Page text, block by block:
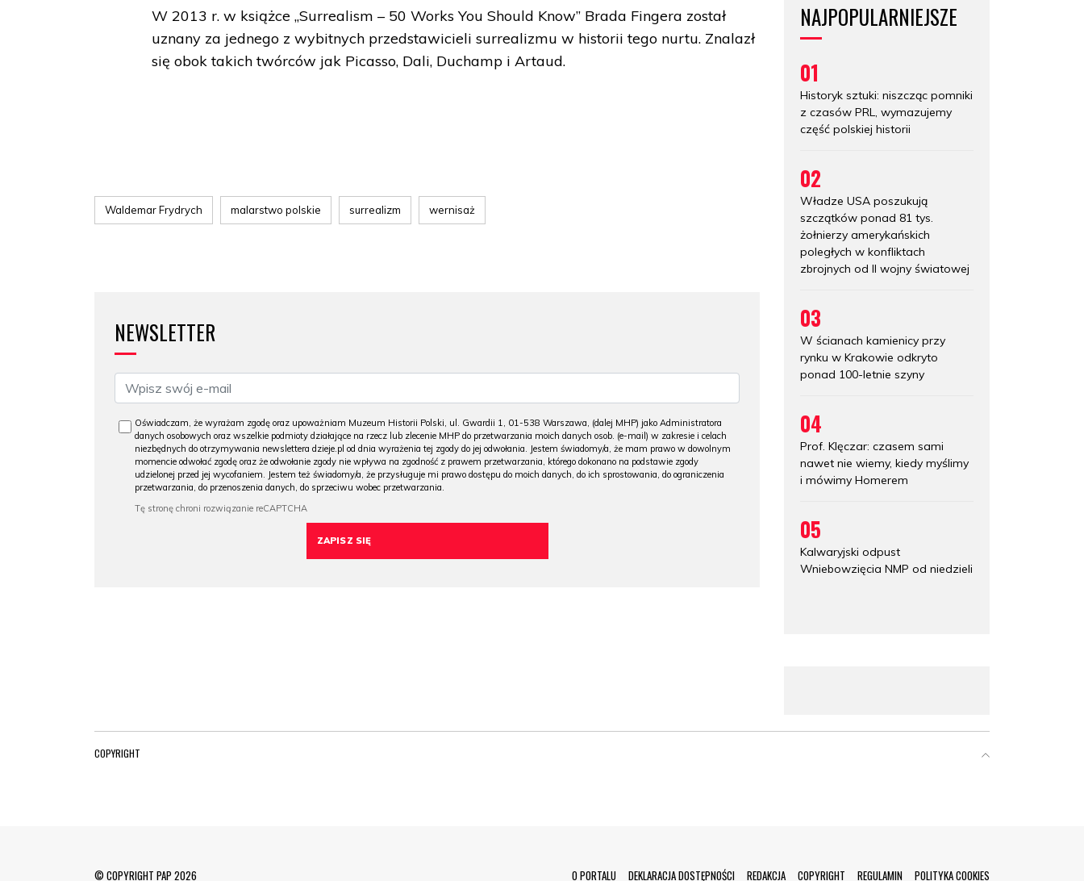
W 2013 r. w książce „Surrealism – 50 Works You Should Know” Brada Fingera został
uznany za jednego z wybitnych przedstawicieli surrealizmu w historii tego nurtu. Znalazł
się obok takich twórców jak Picasso, Dali, Duchamp i Artaud.
Waldemar Frydrych malarstwo polskie surrealizm wernisaż
NEWSLETTER
Oświadczam, że wyrażam zgodę oraz upoważniam Muzeum Historii Polski, ul. Gwardii 1, 01-538 Warszawa, (dalej MHP) jako Administratora
danych osobowych oraz wszelkie podmioty działające na rzecz lub zlecenie MHP do przetwarzania moich danych osob. (e-mail) w zakresie i celach
niezbędnych do otrzymywania newslettera dzieje.pl od dnia wyrażenia tej zgody do jej odwołania. Jestem świadomy/a, że mam prawo w dowolnym
momencie odwołać zgodę oraz że odwołanie zgody nie wpływa na zgodność z prawem przetwarzania, którego dokonano na podstawie zgody
udzielonej przed jej wycofaniem. Jestem też świadomy/a, że przysługuje mi prawo dostępu do moich danych, do ich sprostowania, do ograniczenia
przetwarzania, do przenoszenia danych, do sprzeciwu wobec przetwarzania.
NAJPOPULARNIEJSZE
01
Historyk sztuki: niszcząc pomniki
z czasów PRL, wymazujemy
część polskiej historii
02
Władze USA poszukują
szczątków ponad 81 tys.
żołnierzy amerykańskich
poległych w konfliktach
zbrojnych od II wojny światowej
03
W ścianach kamienicy przy
rynku w Krakowie odkryto
ponad 100-letnie szyny
04
Prof. Klęczar: czasem sami
nawet nie wiemy, kiedy myślimy
i mówimy Homerem
05
Kalwaryjski odpust
Wniebowzięcia NMP od niedzieli
COPYRIGHT
© COPYRIGHT PAP 2026 O PORTALU DEKLARACJA DOSTĘPNOŚCI REDAKCJA COPYRIGHT REGULAMIN POLITYKA COOKIES